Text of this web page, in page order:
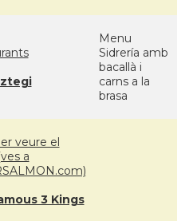
Menu
Sidrería amb
bacallà i
carns a la
brasa
veure el
a
3 Kings